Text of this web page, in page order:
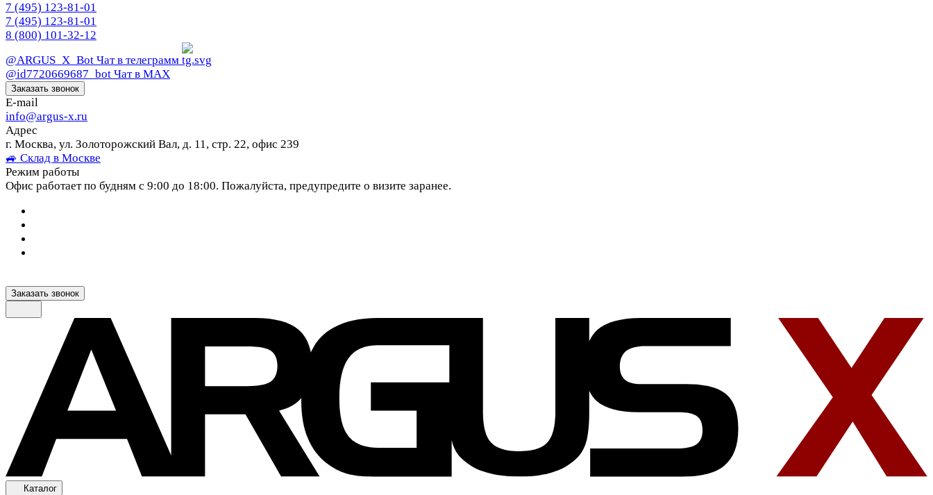
7 (495) 123-81-01
7 (495) 123-81-01
8 (800) 101-32-12
@ARGUS_X_Bot Чат в телеграмм
@id7720669687_bot Чат в МАХ
Заказать звонок
E-mail
info@argus-x.ru
Адрес
г. Москва, ул. Золоторожский Вал, д. 11, стр. 22, офис 239
🚙 Склад в Москве
Режим работы
Офис работает по будням с 9:00 до 18:00. Пожалуйста, предупредите о визите заранее.
Заказать звонок
Каталог